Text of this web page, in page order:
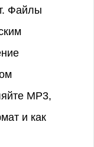
Файлы
MP3,
и как